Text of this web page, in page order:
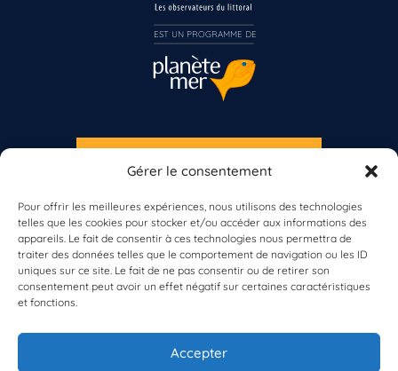
Gérer le consentement
Pour offrir les meilleures expériences, nous utilisons des technologies
telles que les cookies pour stocker et/ou accéder aux informations des
appareils. Le fait de consentir à ces technologies nous permettra de
traiter des données telles que le comportement de navigation ou les ID
uniques sur ce site. Le fait de ne pas consentir ou de retirer son
consentement peut avoir un effet négatif sur certaines caractéristiques
et fonctions.
Accepter
À propos de BioLit
Vos données d'observation
S'INSCRIRE À LA NEWSLETTER